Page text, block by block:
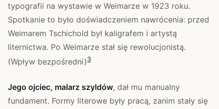
typografii na wystawie w Weimarze w 1923 roku.
Spotkanie to było doświadczeniem nawrócenia: przed
Weimarem Tschichold był kaligrafem i artystą
liternictwa. Po Weimarze stał się rewolucjonistą.
(Wpływ bezpośredni)3
Jego ojciec, malarz szyldów, dał mu manualny
fundament. Formy literowe były pracą, zanim stały się